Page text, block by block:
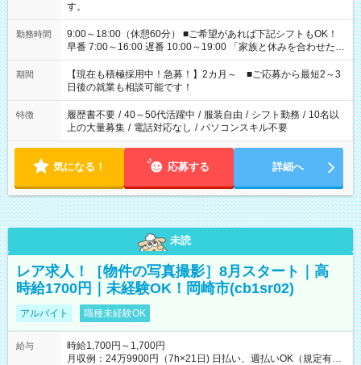
す。
勤務時間
9:00～18:00（休憩60分） ■ご希望があれば下記シフトもOK！
早番 7:00～16:00 遅番 10:00～19:00 「家族と休みを合わせた
い」 「余裕を持って夕飯の準備がしたい」 「できれば残業はし
たくない」 など、ご希望を教えてくださいね。 ※Wワーク希望
の方へ 今ご覧のお仕事で希望する勤務時間と、もう1つのお仕事
の勤務時間。 合計で週40時間を超える場合は応募できません。
期間
【現在も積極採用中！急募！】2カ月～ ■ご応募から最短2～3
日後の就業も相談可能です！
特徴 履歴書不要 / 40～50代活躍中 / 服装自由 / シフト勤務 / 10名以
上の大量募集 / 電話対応なし / パソコンスキル不要
気になる！ 応募する 詳細へ
未読
レア求人！［物件の写真撮影］8月スタート｜高
時給1700円｜未経験OK！岡崎市(cb1sr02)
アルバイト 職種未経験OK
給与
時給1,700円～1,700円
月収例：24万9900円（7h×21日) 日払い、週払いOK（規定有